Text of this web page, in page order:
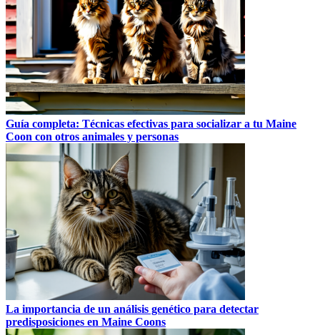
Guía completa: Técnicas efectivas para socializar a tu Maine
Coon con otros animales y personas
La importancia de un análisis genético para detectar
predisposiciones en Maine Coons